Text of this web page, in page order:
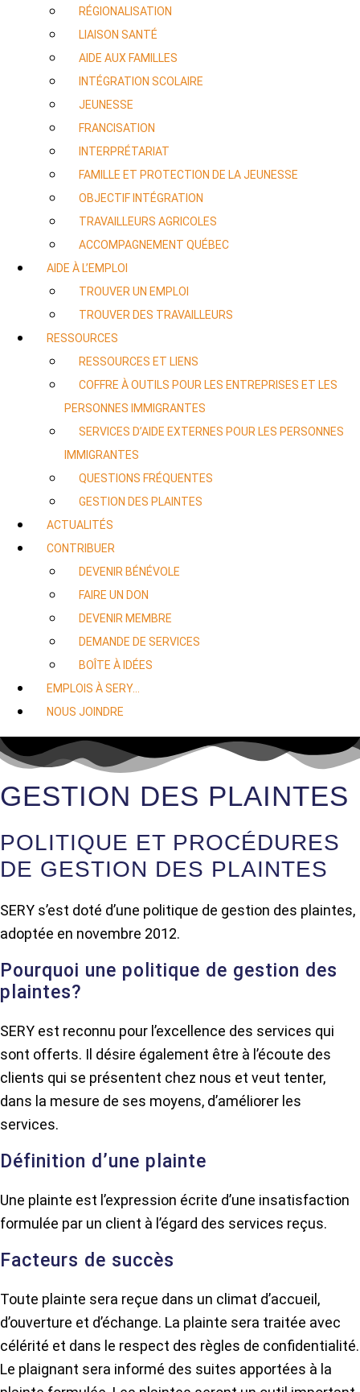
RÉGIONALISATION
LIAISON SANTÉ
AIDE AUX FAMILLES
INTÉGRATION SCOLAIRE
JEUNESSE
FRANCISATION
INTERPRÉTARIAT
FAMILLE ET PROTECTION DE LA JEUNESSE
OBJECTIF INTÉGRATION
TRAVAILLEURS AGRICOLES
ACCOMPAGNEMENT QUÉBEC
AIDE À L’EMPLOI
TROUVER UN EMPLOI
TROUVER DES TRAVAILLEURS
RESSOURCES
RESSOURCES ET LIENS
COFFRE À OUTILS POUR LES ENTREPRISES ET LES
PERSONNES IMMIGRANTES
SERVICES D’AIDE EXTERNES POUR LES PERSONNES
IMMIGRANTES
QUESTIONS FRÉQUENTES
GESTION DES PLAINTES
ACTUALITÉS
CONTRIBUER
DEVENIR BÉNÉVOLE
FAIRE UN DON
DEVENIR MEMBRE
DEMANDE DE SERVICES
BOÎTE À IDÉES
EMPLOIS À SERY…
NOUS JOINDRE
GESTION DES PLAINTES
POLITIQUE ET PROCÉDURES
DE GESTION DES PLAINTES
SERY s’est doté d’une politique de gestion des plaintes,
adoptée en novembre 2012.
Pourquoi une politique de gestion des
plaintes?
SERY est reconnu pour l’excellence des services qui
sont offerts. Il désire également être à l’écoute des
clients qui se présentent chez nous et veut tenter,
dans la mesure de ses moyens, d’améliorer les
services.
Définition d’une plainte
Une plainte est l’expression écrite d’une insatisfaction
formulée par un client à l’égard des services reçus.
Facteurs de succès
Toute plainte sera reçue dans un climat d’accueil,
d’ouverture et d’échange. La plainte sera traitée avec
célérité et dans le respect des règles de confidentialité.
Le plaignant sera informé des suites apportées à la